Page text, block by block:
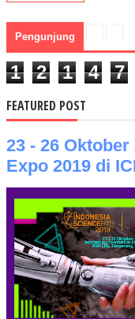
Pengunjung
1 2 1 4 7
FEATURED POST
23 - 26
Expo 2019 di